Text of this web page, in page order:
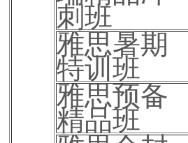
刺班
雅思暑期
特训班
雅思预备
精品班